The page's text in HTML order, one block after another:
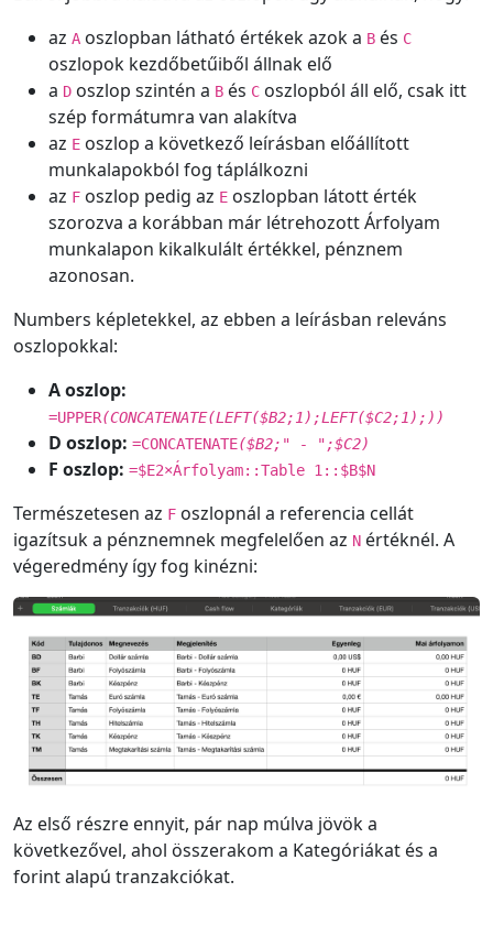
az A oszlopban látható értékek azok a B és C
oszlopok kezdőbetűiből állnak elő
a D oszlop szintén a B és C oszlopból áll elő, csak itt
szép formátumra van alakítva
az E oszlop a következő leírásban előállított
munkalapokból fog táplálkozni
az F oszlop pedig az E oszlopban látott érték
szorozva a korábban már létrehozott Árfolyam
munkalapon kikalkulált értékkel, pénznem
azonosan.
Numbers képletekkel, az ebben a leírásban releváns
oszlopokkal:
A oszlop:
=UPPER(CONCATENATE(LEFT($B2;1) ;LEFT($C2;1) ;) )
D oszlop: =CONCATENATE($B2;" - ";$C2)
F oszlop: =$E2×Árfolyam::Table 1::$B$N
Természetesen az F oszlopnál a referencia cellát
igazítsuk a pénznemnek megfelelően az N értéknél. A
végeredmény így fog kinézni:
Az első részre ennyit, pár nap múlva jövök a
következővel, ahol összerakom a Kategóriákat és a
forint alapú tranzakciókat.